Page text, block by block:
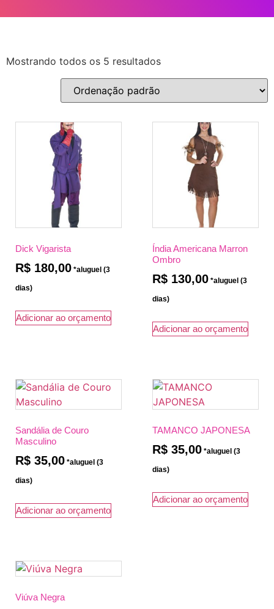
Mostrando todos os 5 resultados
Dick Vigarista
R$ 180,00
Adicionar ao orçamento
Índia Americana Marron
Ombro
R$ 130,00
Adicionar ao orçamento
Sandália de Couro
Masculino
R$ 35,00
Adicionar ao orçamento
TAMANCO JAPONESA
R$ 35,00
Adicionar ao orçamento
Viúva Negra